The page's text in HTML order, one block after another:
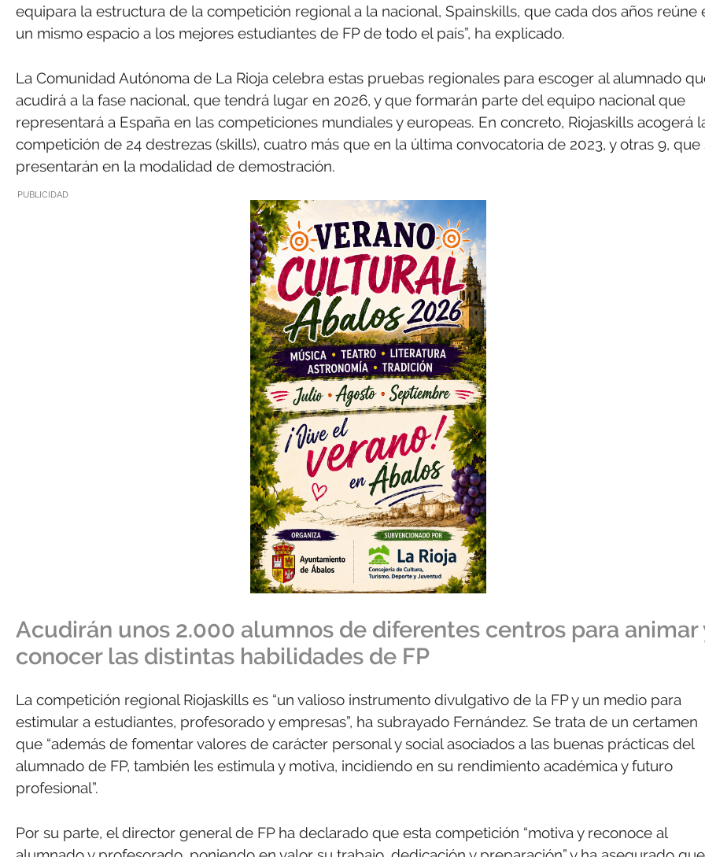
equipara la estructura de la competición regional a la nacional, Spainskills, que cada dos años reúne
un mismo espacio a los mejores estudiantes de FP de todo el país”, ha explicado.
La Comunidad Autónoma de La Rioja celebra estas pruebas regionales para escoger al alumnado
acudirá a la fase nacional, que tendrá lugar en 2026, y que formarán parte del equipo nacional que
representará a España en las competiciones mundiales y europeas. En concreto, Riojaskills acogerá
competición de 24 destrezas (skills), cuatro más que en la última convocatoria de 2023, y otras 9, que
presentarán en la modalidad de demostración.
PUBLICIDAD
Acudirán unos 2.000 alumnos de diferentes centros para animar
conocer las distintas habilidades de FP
La competición regional Riojaskills es “un valioso instrumento divulgativo de la FP y un medio para
estimular a estudiantes, profesorado y empresas”, ha subrayado Fernández. Se trata de un certamen
que “además de fomentar valores de carácter personal y social asociados a las buenas prácticas del
alumnado de FP, también les estimula y motiva, incidiendo en su rendimiento académica y futuro
profesional”.
Por su parte, el director general de FP ha declarado que esta competición “motiva y reconoce al